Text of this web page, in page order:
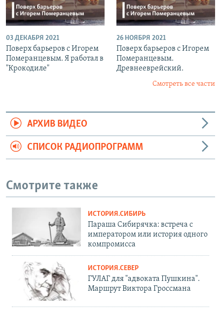
03 ДЕКАБРЯ 2021
Поверх барьеров с Игорем
Померанцевым. Я работал в
"Крокодиле"
26 НОЯБРЯ 2021
Поверх барьеров с Игорем
Померанцевым.
Древнееврейский.
Смотреть все части
АРХИВ ВИДЕО
СПИСОК РАДИОПРОГРАММ
Смотрите также
ИСТОРИЯ.СИБИРЬ
Параша Сибирячка: встреча с
императором или история одного
компромисса
ИСТОРИЯ.СЕВЕР
ГУЛАГ для "адвоката Пушкина".
Маршрут Виктора Гроссмана